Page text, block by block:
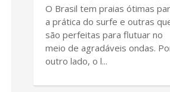
O Brasil tem praias ótimas
a prática do surfe e outras
são perfeitas para flutuar no
meio de agradáveis ondas.
outro lado, o l...